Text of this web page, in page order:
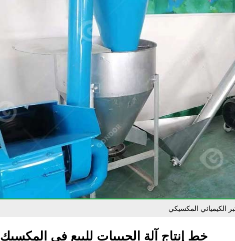
الكيميائي المكسيكي
خط إنتاج آلة الحبيبات للبيع في المكسيك